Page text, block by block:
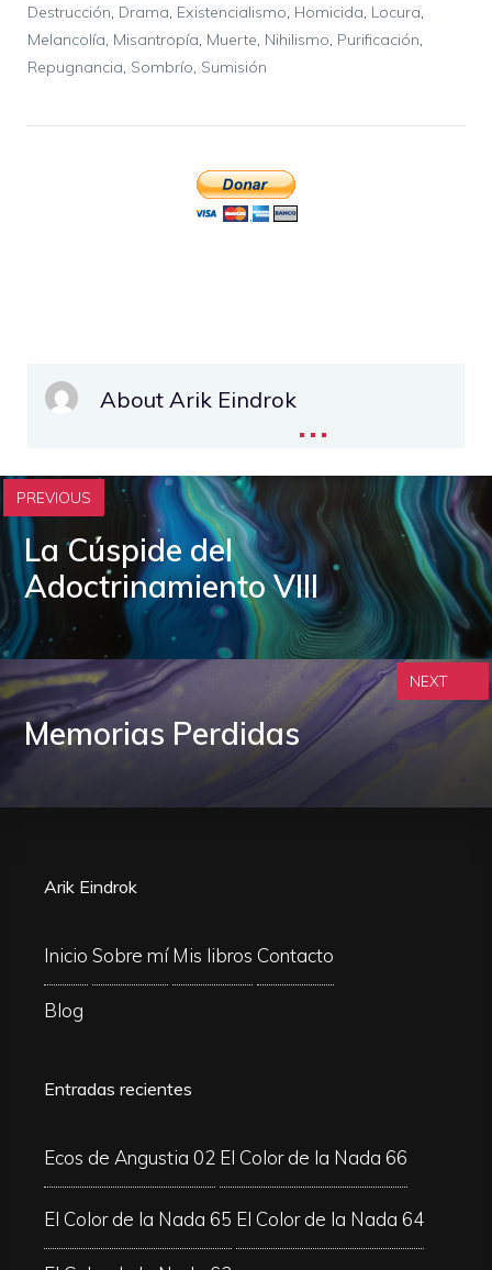
Destrucción, Drama, Existencialismo, Homicida, Locura,
Melancolía, Misantropía, Muerte, Nihilismo, Purificación,
Repugnancia, Sombrío, Sumisión
About Arik Eindrok...
PREVIOUS
La Cúspide del
Adoctrinamiento VIII
Memorias Perdidas
NEXT
Arik Eindrok
Inicio Sobre mí Mis libros Contacto
Blog
Entradas recientes
Ecos de Angustia 02 El Color de la Nada 66
El Color de la Nada 65 El Color de la Nada 64